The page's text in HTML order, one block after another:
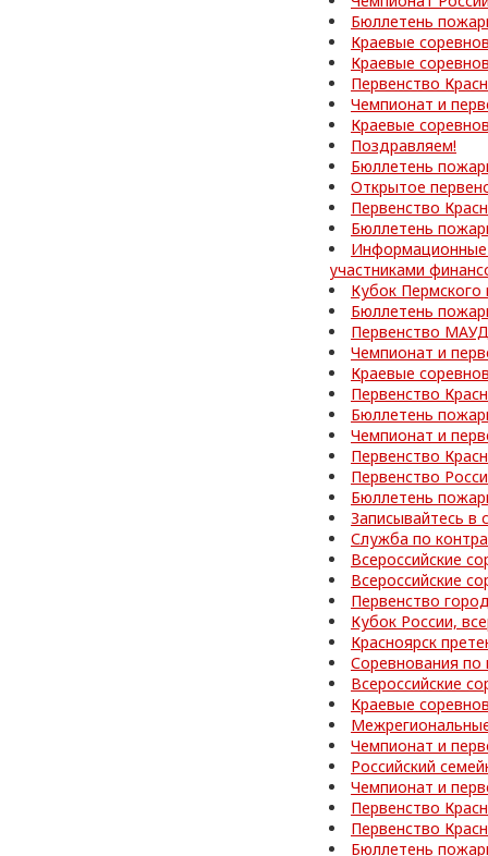
Бюллетень
Краевые
Краевые
Первенство
Чемпионат и
Краевые
Поздравляем!
Бюллетень
Открытое
Первенство
Бюллетень
Информационные
участниками
Кубок
Бюллетень
Первенство
Чемпионат и
Краевые
Первенство
Бюллетень
Чемпионат и
Первенство
Первенство
Бюллетень
Записывайтесь в
Служба по
Всероссийские
Всероссийские
Первенство
Кубок России,
Красноярск
Соревнования
Всероссийские
Краевые
Чемпионат и
Российский
Чемпионат и
Первенство
Первенство
Бюллетень